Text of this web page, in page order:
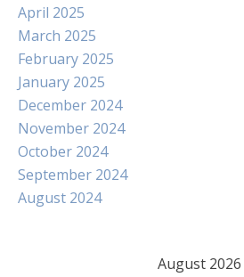
April 2025
March 2025
February 2025
January 2025
December 2024
November 2024
October 2024
September 2024
August 2024
August 2026